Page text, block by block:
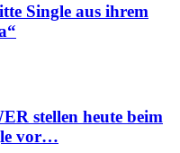
Single aus ihrem
stellen heute beim
vor…